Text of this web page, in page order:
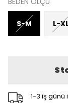
S-M L-
1-3 iş